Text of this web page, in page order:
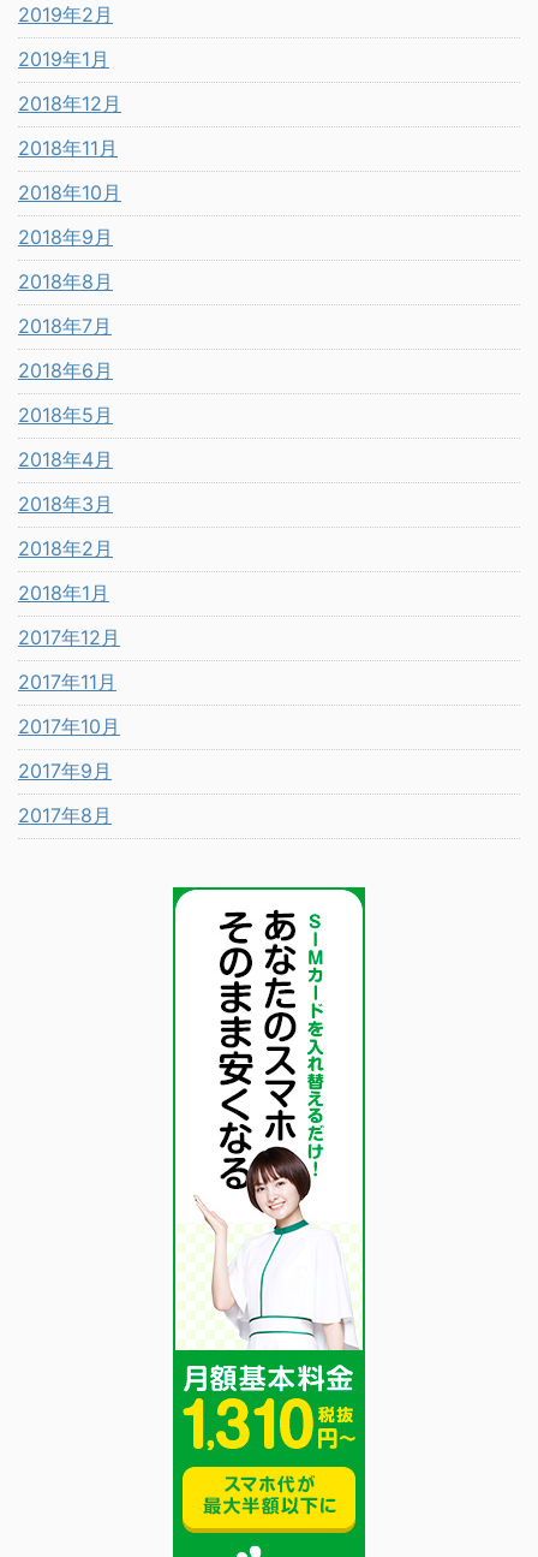
2019年2月
2019年1月
2018年12月
2018年11月
2018年10月
2018年9月
2018年8月
2018年7月
2018年6月
2018年5月
2018年4月
2018年3月
2018年2月
2018年1月
2017年12月
2017年11月
2017年10月
2017年9月
2017年8月